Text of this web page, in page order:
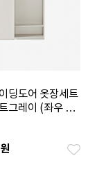
딩도어 옷장세트
그레이 (좌우 택
원